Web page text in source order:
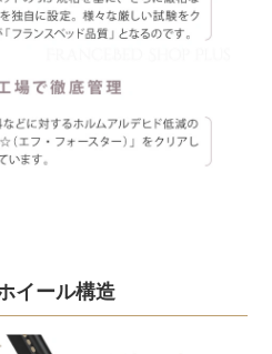
イール構造